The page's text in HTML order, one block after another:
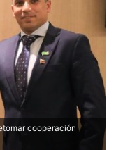
cooperación